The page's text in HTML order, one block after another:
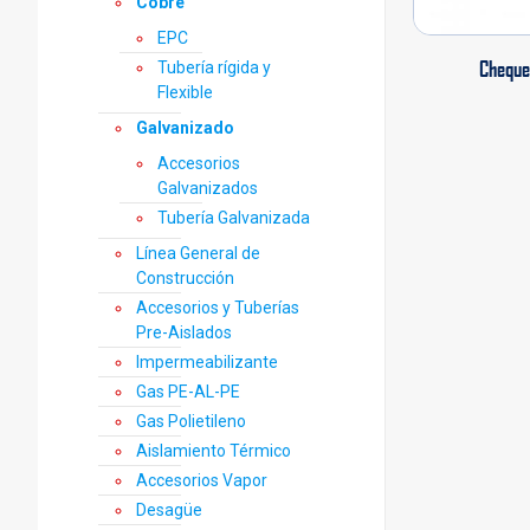
EPC
Tubería rígida y
Flexible
Galvanizado
Accesorios
Galvanizados
Tubería Galvanizada
Línea General de
Construcción
Accesorios y Tuberías
Pre-Aislados
Impermeabilizante
Gas PE-AL-PE
Gas Polietileno
Aislamiento Térmico
Accesorios Vapor
Desagüe